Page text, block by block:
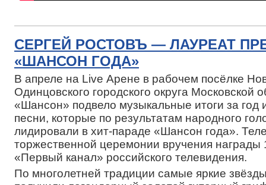
СЕРГЕЙ РОСТОВЪ — ЛАУРЕАТ
«ШАНСОН ГОДА»
В апреле на Live Арене в рабочем посёлке
Одинцовского городского округа Московской
«Шансон» подвело музыкальные итоги за год
песни, которые по результатам народного
лидировали в хит-параде «Шансон года».
торжественной церемонии вручения награды
«Первый канал» российского телевидения.
По многолетней традиции самые яркие